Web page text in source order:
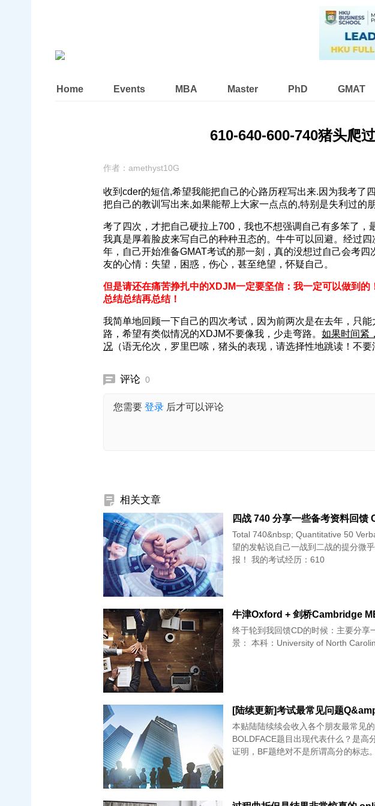
Home Events MBA Master PhD GMAT
610-640-600-740猪头爬
作者： amethyst10G
收到cder的短信,希望我能把自己的心路历程写出来.因为我考了
把自己的教训写出来,如果能帮上大家一点点的,特别是失利过的
考了四次，才把自己硬拉上700，我也不想强调自己有多笨了，
我真是厚着脸皮来写自己的种种丑态的。牛牛可以回避。经过
年，自己开始准备GMAT考试的那一刻，真的没想过自己会考
友的心情：失望，困惑，伤心，甚至绝望，怀疑自己。
但是请还在痛苦挣扎中的XDJM一定要坚信：我一定可以做到的
总结总结再总结！
我简单地回顾一下自己的四次考试，因为前两次是在去年，只
路，希望有类似情况的XDJM不要像我，少走弯路。 如果时间紧
况 （语无伦次，罗里巴嗦，猪头的表现，请选择性地跳读！不要
评论 0
您需要 登录 后才可以评论
相关文章
四战 740 分享一些备考资料回馈
Total 740&nbsp; Quantitative 50
望的发帖说自己一战到二战的提分微
报！ 我的考试经历：610
牛津Oxford + 剑桥Cambridge
终于轮到我回馈CD的时候：主要分享
景： 本科：University of North
[陆续更新]考试最常见问题
本贴陆陆续续会收入各个朋友最常见
BOLDFACE题目出现代表什么？是高
证明，BF题绝对不是所谓高分的标志